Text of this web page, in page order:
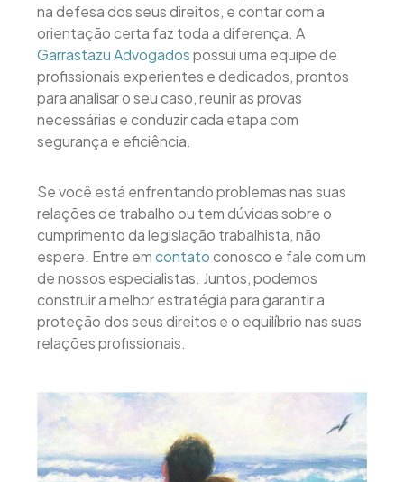
na defesa dos seus direitos, e contar com a
orientação certa faz toda a diferença. A
Garrastazu Advogadospossui uma equipe de
profissionais experientes e dedicados, prontos
para analisar o seu caso, reunir as provas
necessárias e conduzir cada etapa com
segurança e eficiência.
Se você está enfrentando problemas nas suas
relações de trabalho ou tem dúvidas sobre o
cumprimento da legislação trabalhista, não
espere. Entre emcontatoconosco e fale com um
de nossos especialistas. Juntos, podemos
construir a melhor estratégia para garantir a
proteção dos seus direitos e o equilíbrio nas suas
relações profissionais.